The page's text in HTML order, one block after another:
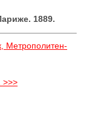
1889.
Метрополитен-
>>>